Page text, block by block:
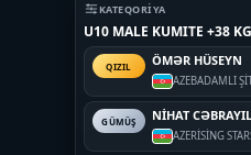
KATEQORIYA
U10 MALE KUMITE +38 KG
QIZIL ÖMƏR HÜSEYN
AZEBADAMLI
GÜMÜŞ NİHAT
AZERİSİNG